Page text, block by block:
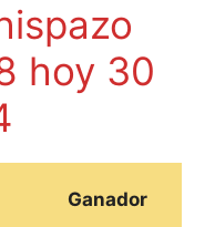
hoy 30
Ganador